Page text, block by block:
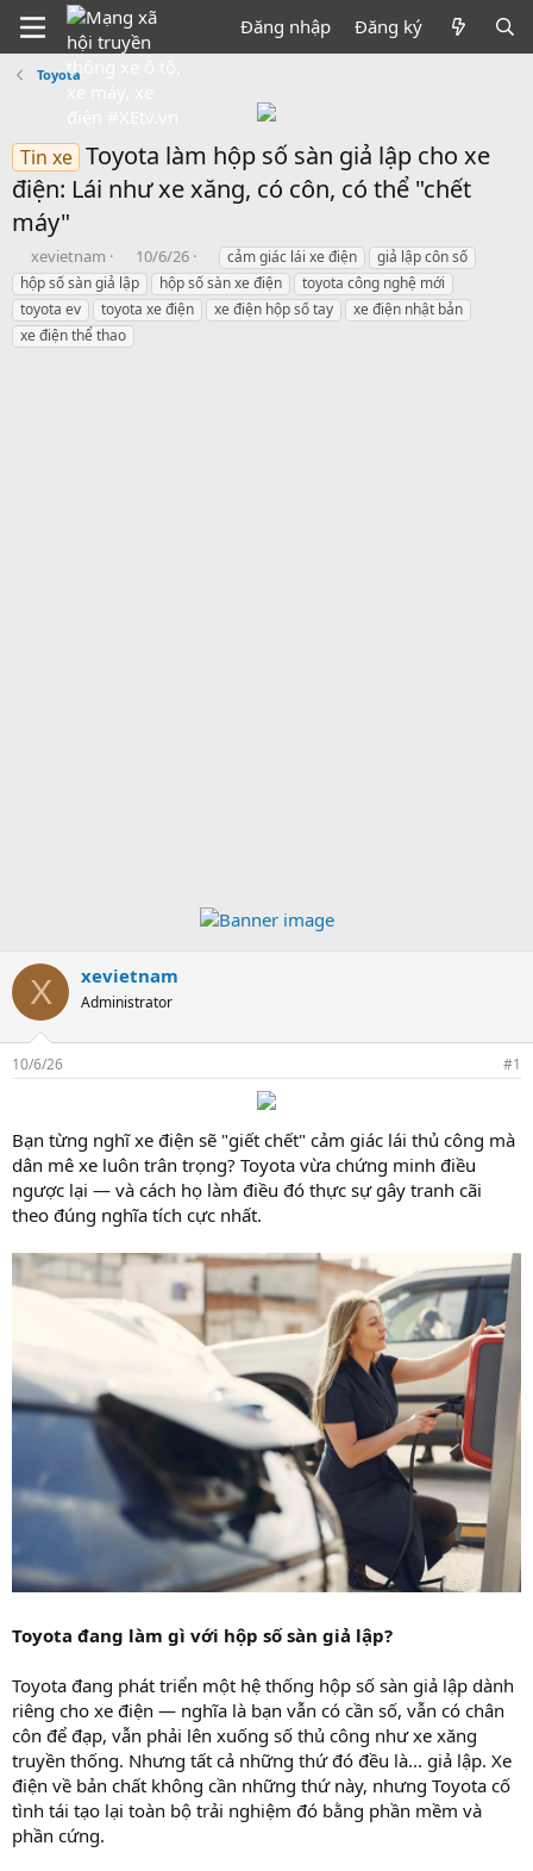
Đăng nhập Đăng ký
Toyota
Tin xe Toyota làm hộp số sàn giả lập cho xe
điện: Lái như xe xăng, có côn, có thể "chết
máy"
B
ắ
t
đ
ầ
xevietnam
N
g
à
y
10/6/26
T
h
ẻ
cảm giác lái xe điện
giả lập côn số
hộp số sàn giả lập
hộp số sàn xe điện
toyota công nghệ mới
toyota ev
toyota xe điện xe điện hộp số tay
xe điện nhật bản
xe điện thể thao
X xevietnam
Administrator
10/6/26 #1
Bạn từng nghĩ xe điện sẽ "giết chết" cảm giác lái thủ công mà
dân mê xe luôn trân trọng? Toyota vừa chứng minh điều
ngược lại — và cách họ làm điều đó thực sự gây tranh cãi
theo đúng nghĩa tích cực nhất.
Toyota đang làm gì với hộp số sàn giả lập?
Toyota đang phát triển một hệ thống hộp số sàn giả lập dành
riêng cho xe điện — nghĩa là bạn vẫn có cần số, vẫn có chân
côn để đạp, vẫn phải lên xuống số thủ công như xe xăng
truyền thống. Nhưng tất cả những thứ đó đều là... giả lập. Xe
điện về bản chất không cần những thứ này, nhưng Toyota cố
tình tái tạo lại toàn bộ trải nghiệm đó bằng phần mềm và
phần cứng.